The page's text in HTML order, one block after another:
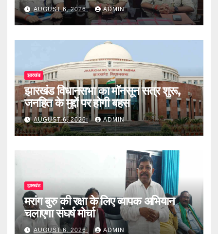
AUGUST 6, 2026 ADMIN
झारखंड
झारखंड विधानसभा का मॉनसून सत्र शुरू,
जनहित के मुद्दों पर होगी बहस
AUGUST 6, 2026 ADMIN
झारखंड
मरांग बुरु की रक्षा के लिए व्यापक अभियान
चलाएगा संघर्ष मोर्चा
AUGUST 6, 2026 ADMIN